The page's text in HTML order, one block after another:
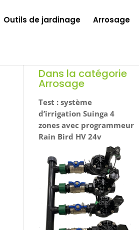
Outils de jardinage Arrosage
Dans la catégorie
Arrosage
Test : système
d’irrigation Suinga 4
zones avec programmeur
Rain Bird HV 24v